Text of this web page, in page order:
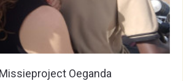
Oeganda